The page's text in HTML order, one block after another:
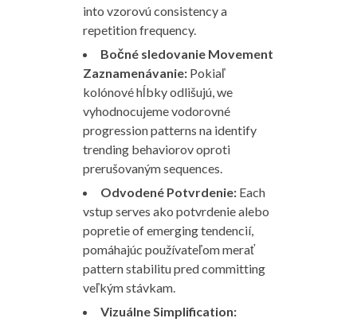
into vzorovú consistency a
repetition frequency.
Bočné sledovanie Movement
Zaznamenávanie: Pokiaľ
kolónové hĺbky odlišujú, we
vyhodnocujeme vodorovné
progression patterns na identify
trending behaviorov oproti
prerušovaným sequences.
Odvodené Potvrdenie: Each
vstup serves ako potvrdenie alebo
popretie of emerging tendencií,
pomáhajúc používateľom merať
pattern stabilitu pred committing
veľkým stávkam.
Vizuálne Simplification: